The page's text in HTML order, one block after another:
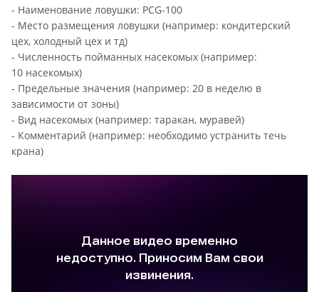
- Наименование ловушки: PCG-100
- Место размещения ловушки (например: кондитерский
цех, холодный цех и тд)
- Численность пойманных насекомых (например:
10 насекомых)
- Предельные значения (например: 20 в неделю в
зависимости от зоны)
- Вид насекомых (например: таракан, муравей)
- Комментарий (например: необходимо устранить течь
крана)